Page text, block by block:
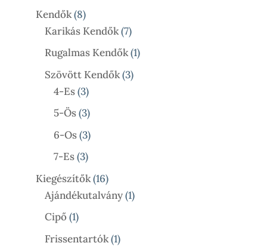
Kendők 88
Termék
Karikás Kendők 77
Termék
Rugalmas Kendők 11
Szövött Kendők 33
4-Es 33
Termék
5-Ös 33
Termék
6-Os 33
Termék
7-Es 33
Termék
Kiegészítők 1616
Termék
Ajándékutalvány 11
Cipő 11
Termék
Frissentartók 11